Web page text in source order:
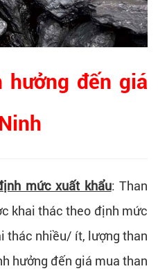
hưởng đến giá
mức xuất khẩu: Than
khai thác theo định mức
thác nhiều/ ít, lượng than
hưởng đến giá mua than